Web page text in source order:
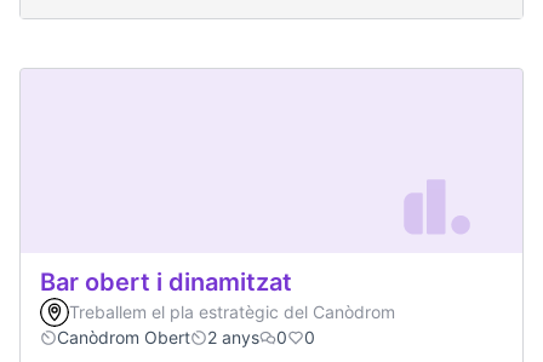
Bar obert i dinamitzat
Treballem el pla estratègic del Canòdrom
Canòdrom Obert
2 anys 0 0